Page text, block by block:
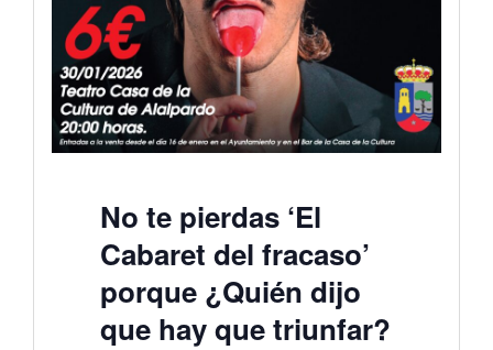
No te pierdas ‘El
Cabaret del fracaso’
porque ¿Quién dijo
que hay que triunfar?